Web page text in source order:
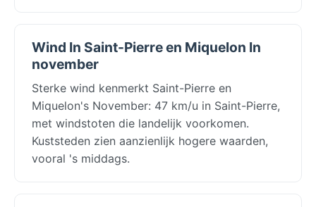
Wind In Saint-Pierre en Miquelon In
november
Sterke wind kenmerkt Saint-Pierre en
Miquelon's November: 47 km/u in Saint-Pierre,
met windstoten die landelijk voorkomen.
Kuststeden zien aanzienlijk hogere waarden,
vooral 's middags.